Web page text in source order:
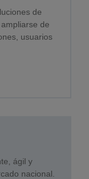
de
de
usuarios
ágil y
nacional.